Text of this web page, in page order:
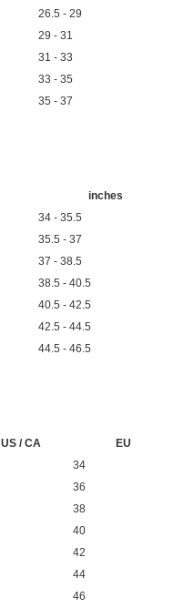
26.5 - 29
29 - 31
31 - 33
33 - 35
35 - 37
inches
34 - 35.5
35.5 - 37
37 - 38.5
38.5 - 40.5
40.5 - 42.5
42.5 - 44.5
44.5 - 46.5
US / CA
EU
34
36
38
40
42
44
46